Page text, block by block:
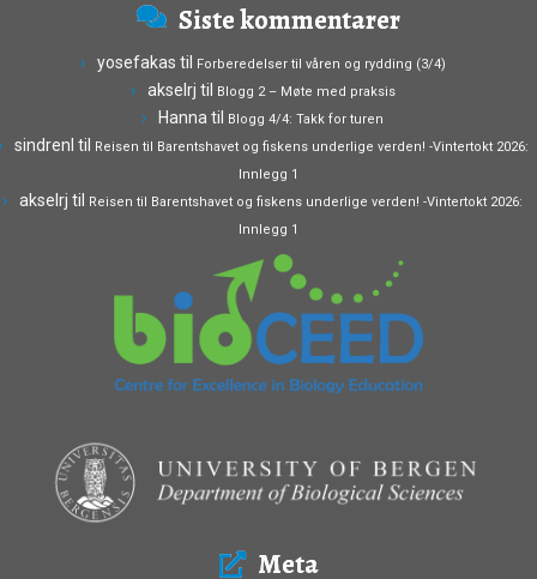
Siste kommentarer
yosefakas til Forberedelser til våren og rydding (3/4)
akselrj til Blogg 2 – Møte med praksis
Hanna til Blogg 4/4: Takk for turen
sindrenl til Reisen til Barentshavet og fiskens underlige verden! -Vintertokt 2026:
Innlegg 1
akselrj til Reisen til Barentshavet og fiskens underlige verden! -Vintertokt 2026:
Innlegg 1
Meta